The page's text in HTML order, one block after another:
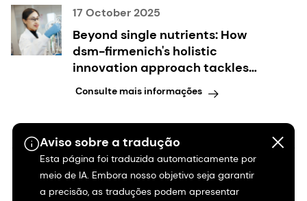
17 October 2025
Beyond single nutrients: How
dsm-firmenich's holistic
innovation approach tackles
complex nutritional challenges
Consulte mais informações
Aviso sobre a tradução
Esta página foi traduzida automaticamente por
meio de IA. Embora nosso objetivo seja garantir
a precisão, as traduções podem apresentar